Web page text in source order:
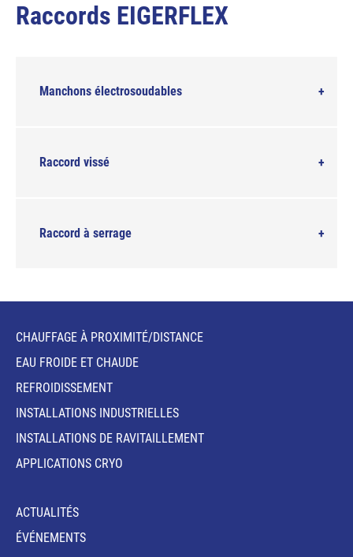
Raccords EIGERFLEX
Manchons électrosoudables
Raccord vissé
Raccord à serrage
CHAUFFAGE À PROXIMITÉ/DISTANCE
EAU FROIDE ET CHAUDE
REFROIDISSEMENT
INSTALLATIONS INDUSTRIELLES
INSTALLATIONS DE RAVITAILLEMENT
APPLICATIONS CRYO
ACTUALITÉS
ÉVÉNEMENTS